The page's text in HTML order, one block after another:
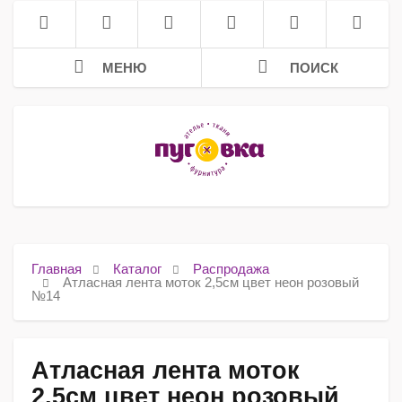
МЕНЮ ПОИСК
Главная Каталог
Распродажа
Атласная лента моток 2,5см цвет неон розовый
№14
Атласная лента моток
2,5см цвет неон розовый